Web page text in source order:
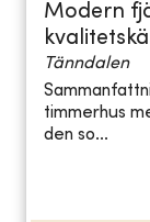
Modern
Tänndalen
timmerhus
den so...